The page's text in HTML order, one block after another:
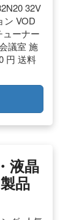
32V
ン VOD
ーナー
議室 施
円 送料
液晶
品